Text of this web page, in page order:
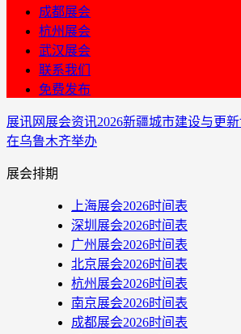
成都展会
杭州展会
武汉展会
联系我们
免费发布
展讯网 展会资讯2026新疆城市建设与更
在乌鲁木齐举办
展会排期
上海展会2026时间表
深圳展会2026时间表
广州展会2026时间表
北京展会2026时间表
杭州展会2026时间表
南京展会2026时间表
成都展会2026时间表